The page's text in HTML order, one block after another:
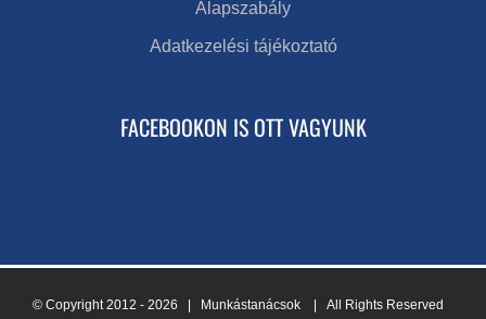
Alapszabály
Adatkezelési tájékoztató
FACEBOOKON IS OTT VAGYUNK
© Copyright 2012 - 2026 | Munkástanácsok | All Rights Reserved